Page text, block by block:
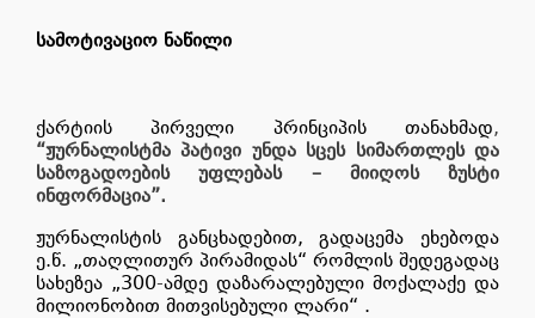
სამოტივაციო ნაწილი
ქარტიის პირველი პრინციპის თანახმად,
“ჟურნალისტმა პატივი უნდა სცეს სიმართლეს და
საზოგადოების უფლებას – მიიღოს ზუსტი
ინფორმაცია”.
ჟურნალისტის განცხადებით, გადაცემა ეხებოდა
ე.წ. „თაღლითურ პირამიდას“ რომლის შედეგადაც
სახეზეა „300-ამდე დაზარალებული მოქალაქე და
მილიონობით მითვისებული ლარი“ .